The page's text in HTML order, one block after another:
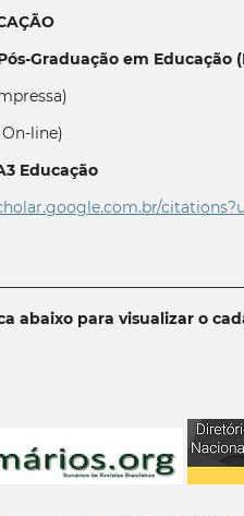
Graduação em Educação
line)
Educação
abaixo para visualizar o